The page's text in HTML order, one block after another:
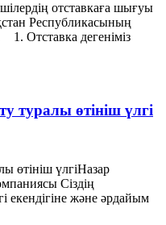
отставкаға шығуы
Республикасының
1. Отставка дегенiмiз
туралы өтініш үлгі
өтініш үлгіНазар
Сіздің
екендігіне және әрдайым